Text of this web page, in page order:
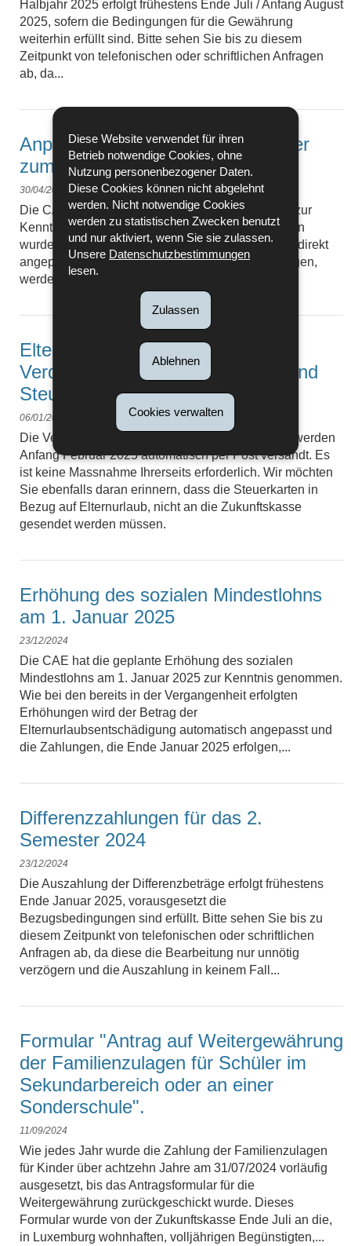
Diese Website verwendet für ihren
Betrieb notwendige Cookies, ohne
Nutzung personenbezogener Daten.
Diese Cookies können nicht abgelehnt
werden. Nicht notwendige Cookies
werden zu statistischen Zwecken benutzt
und nur aktiviert, wenn Sie sie zulassen.
Unsere Datenschutzbestimmungen
lesen.
Zulassen
Ablehnen
Cookies verwalten
Halbjahr 2025 erfolgt frühestens Ende Juli / Anfang August
2025, sofern die Bedingungen für die Gewährung
weiterhin erfüllt sind. Bitte sehen Sie bis zu diesem
Zeitpunkt von telefonischen oder schriftlichen Anfragen
ab, da...
Anpassung der sozialen Parameter
zum 1. Mai 2025
30/04/2025
Die CAE hat die Indexerhöhung zum 1. Mai 2025 zur
Kenntnis genommen. Wie bei früheren Erhöhungen
wurden die Beträge für Kindergeld und Elterngeld direkt
angepasst und die Zahlungen, die Ende Mai erfolgen,
werden entsprechend erhöht.
Elternurlaub:
Verdienstbescheinigungen 2024 und
Steuerkarten
06/01/2025
Die Verdienstbescheinigungen für das Jahr 2024 werden
Anfang Februar 2025 automatisch per Post versandt. Es
ist keine Massnahme Ihrerseits erforderlich. Wir möchten
Sie ebenfalls daran erinnern, dass die Steuerkarten in
Bezug auf Elternurlaub, nicht an die Zukunftskasse
gesendet werden müssen.
Erhöhung des sozialen Mindestlohns
am 1. Januar 2025
23/12/2024
Die CAE hat die geplante Erhöhung des sozialen
Mindestlohns am 1. Januar 2025 zur Kenntnis genommen.
Wie bei den bereits in der Vergangenheit erfolgten
Erhöhungen wird der Betrag der
Elternurlaubsentschädigung automatisch angepasst und
die Zahlungen, die Ende Januar 2025 erfolgen,...
Differenzzahlungen für das 2.
Semester 2024
23/12/2024
Die Auszahlung der Differenzbeträge erfolgt frühestens
Ende Januar 2025, vorausgesetzt die
Bezugsbedingungen sind erfüllt. Bitte sehen Sie bis zu
diesem Zeitpunkt von telefonischen oder schriftlichen
Anfragen ab, da diese die Bearbeitung nur unnötig
verzögern und die Auszahlung in keinem Fall...
Formular "Antrag auf Weitergewährung
der Familienzulagen für Schüler im
Sekundarbereich oder an einer
Sonderschule".
11/09/2024
Wie jedes Jahr wurde die Zahlung der Familienzulagen
für Kinder über achtzehn Jahre am 31/07/2024 vorläufig
ausgesetzt, bis das Antragsformular für die
Weitergewährung zurückgeschickt wurde. Dieses
Formular wurde von der Zukunftskasse Ende Juli an die,
in Luxemburg wohnhaften, volljährigen Begünstigten,...